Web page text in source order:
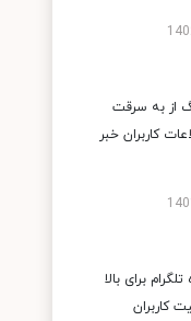
از به سرقت
کاربران خبر
تلگرام برای بالا
کاربران